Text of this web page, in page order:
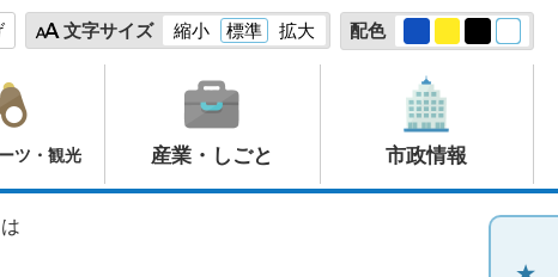
文字サイズ 縮小 標準 拡大 配色
ツ・観光 産業・しごと 市政情報